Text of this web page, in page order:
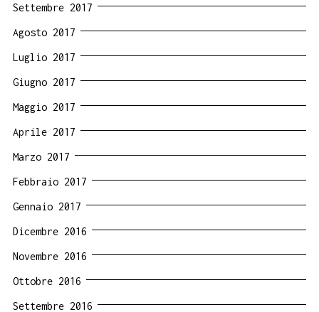
Settembre 2017
Agosto 2017
Luglio 2017
Giugno 2017
Maggio 2017
Aprile 2017
Marzo 2017
Febbraio 2017
Gennaio 2017
Dicembre 2016
Novembre 2016
Ottobre 2016
Settembre 2016